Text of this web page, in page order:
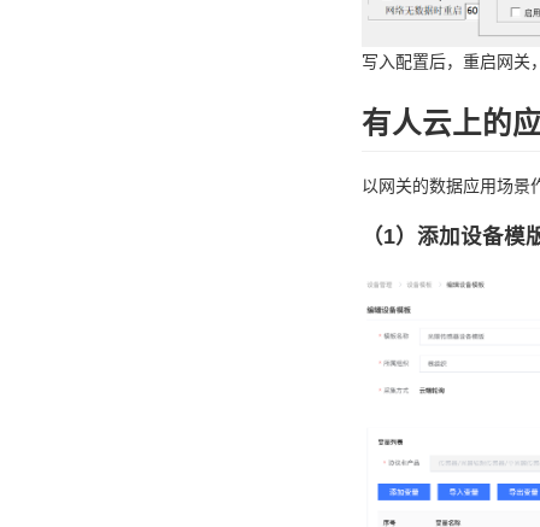
写入配置后，重启网关
有人云上的
以网关的数据应用场景
（1）添加设备